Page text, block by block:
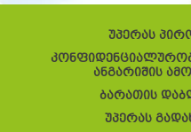
უპერას
ანგარიშის
ბარათის
უპერას